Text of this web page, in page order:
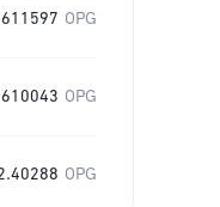
OPG
OPG
OPG